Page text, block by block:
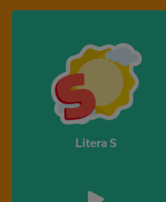
Litera S